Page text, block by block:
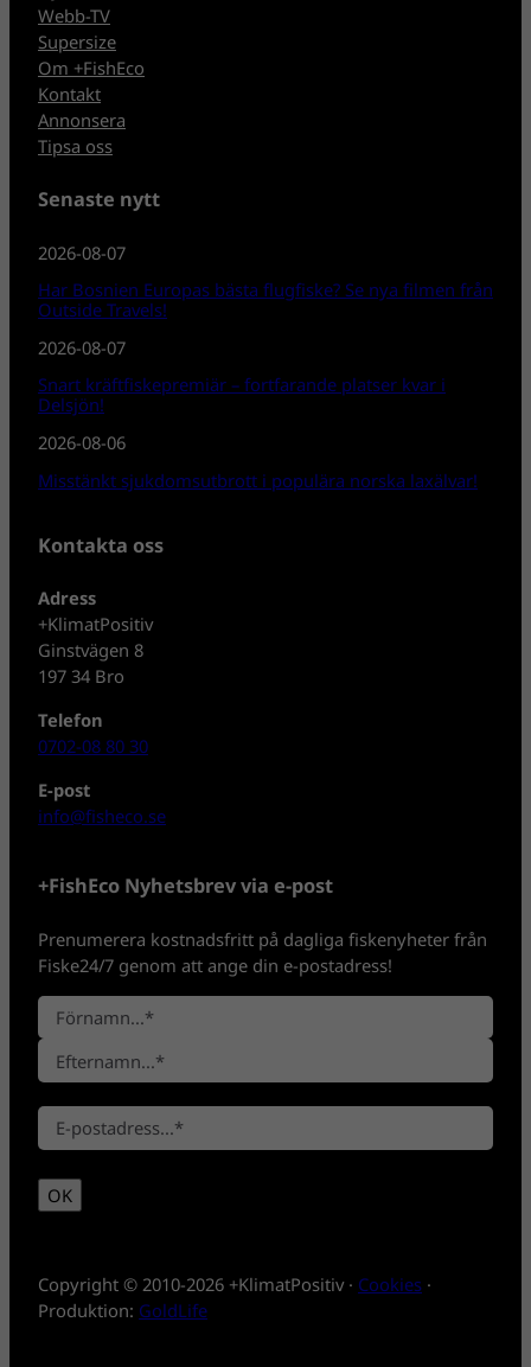
Webb-TV
Supersize
Om +FishEco
Kontakt
Annonsera
Tipsa oss
Senaste nytt
2026-08-07
Har Bosnien Europas bästa flugfiske? Se nya filmen från
Outside Travels!
2026-08-07
Snart kräftfiskepremiär – fortfarande platser kvar i
Delsjön!
2026-08-06
Misstänkt sjukdomsutbrott i populära norska laxälvar!
Kontakta oss
Adress
+KlimatPositiv
Ginstvägen 8
197 34 Bro
Telefon
0702-08 80 30
E-post
info@fisheco.se
+FishEco Nyhetsbrev via e-post
Prenumerera kostnadsfritt på dagliga fiskenyheter från
Fiske24/7 genom att ange din e-postadress!
N
a
n
*
F
ö
r
a
m
n
t
e
m
n
E
-
*
OK
Copyright © 2010-2026 +KlimatPositiv · Cookies ·
Produktion: GoldLife